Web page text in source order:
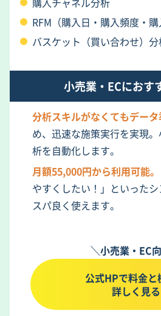
RFM（購入日・購入頻度・
バスケット（買い合わせ）
小売業・ECにおす
分析スキルがなくてもデー
め、迅速な施策実行を実現
析を自動化します。
月額55,000円から利用可能。
やすくしたい！」といった
スパ良く使えます。
＼小売業・EC
公式HPで料金と
詳しく見る